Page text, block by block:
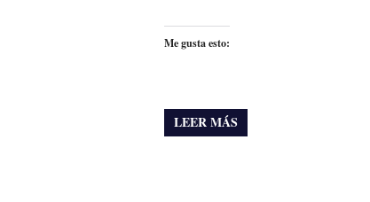
Me gusta esto:
LEER MÁS